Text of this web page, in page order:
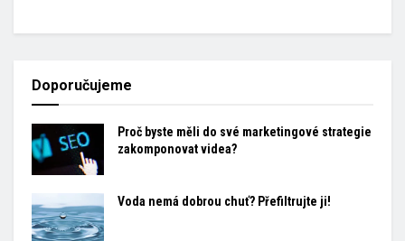
Doporučujeme
Proč byste měli do své marketingové strategie
zakomponovat videa?
Voda nemá dobrou chuť? Přefiltrujte ji!